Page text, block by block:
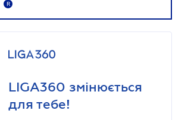
R
LIGA360 змінюється
для тебе!